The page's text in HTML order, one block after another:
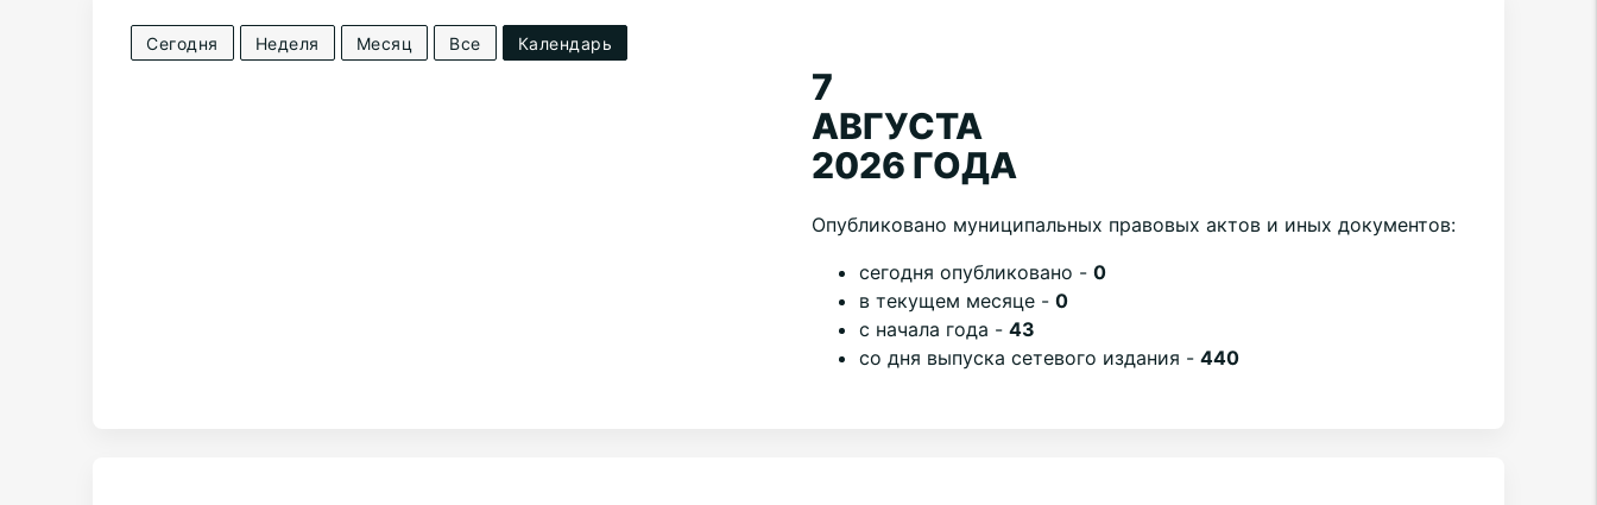
Сегодня Неделя Месяц Все Календарь
7
АВГУСТА
2026 ГОДА
Опубликовано муниципальных правовых актов и иных документов:
cегодня опубликовано -0
в текущем месяце -0
с начала года -43
со дня выпуска сетевого издания -440